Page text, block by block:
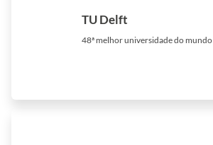
TU Delft
48ª melhor universidade do mundo